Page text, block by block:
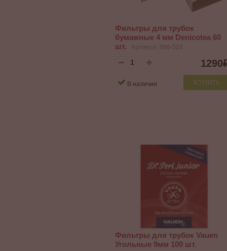
Фильтры для трубок
бумажные 4 мм Denicotea 60
шт.
1290
КУПИТЬ
В наличии
Фильтры для трубок Vauen
Угольные 9мм 100 шт.